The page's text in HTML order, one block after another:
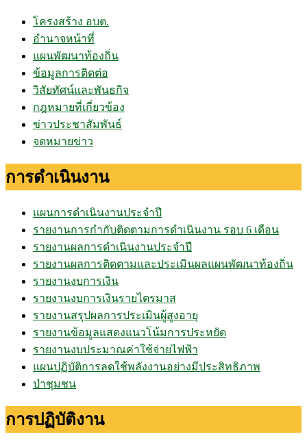
โครงสร้าง อบต.
อำนาจหน้าที่
แผนพัฒนาท้องถิ่น
ข้อมูลการติดต่อ
วิสัยทัศน์และพันธกิจ
กฎหมายที่เกี่ยวข้อง
ข่าวประชาสัมพันธ์
จดหมายข่าว
การดำเนินงาน
แผนการดำเนินงานประจำปี
รายงานการกำกับติดตามการดำเนินงาน รอบ 6 เดือน
รายงานผลการดำเนินงานประจำปี
รายงานผลการติดตามและประเมินผลแผนพัฒนาท้องถิ่น
รายงานงบการเงิน
รายงานงบการเงินรายไตรมาส
รายงานสรุปผลการประเมินผู้สูงอายุ
รายงานข้อมูลแสดงแนวโน้มการประหยัด
รายงานงบประมาณค่าใช้จ่ายไฟฟ้า
แผนปฏิบัติการลดใช้พลังงานอย่างมีประสิทธิภาพ
ป่าชุมชน
การปฏิบัติงาน